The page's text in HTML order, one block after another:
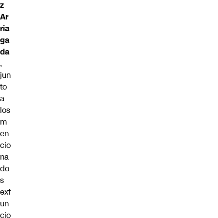
z
Ar
ria
ga
da
,
jun
to
a
los
m
en
cio
na
do
s
exf
un
cio